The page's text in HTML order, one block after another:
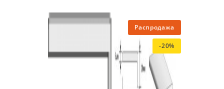
Распродажа
-20%